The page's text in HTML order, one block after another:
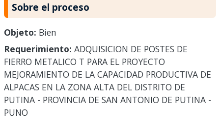
Sobre el proceso
Objeto: Bien
Requerimiento: ADQUISICION DE POSTES DE
FIERRO METALICO T PARA EL PROYECTO
MEJORAMIENTO DE LA CAPACIDAD PRODUCTIVA DE
ALPACAS EN LA ZONA ALTA DEL DISTRITO DE
PUTINA - PROVINCIA DE SAN ANTONIO DE PUTINA -
PUNO